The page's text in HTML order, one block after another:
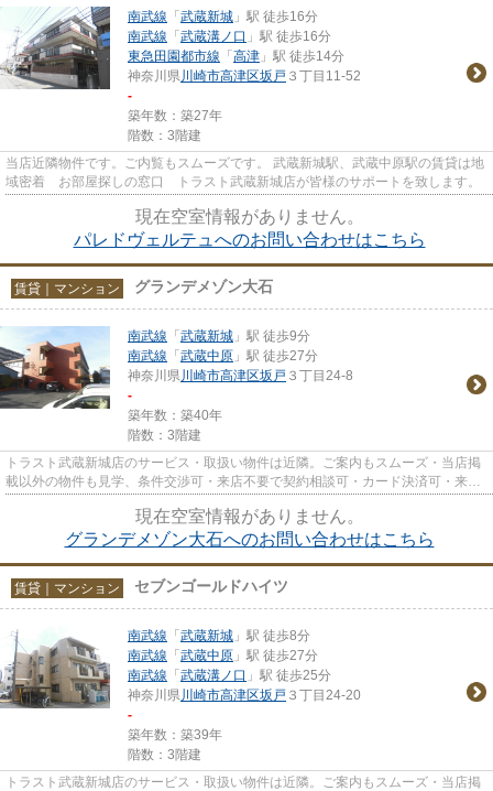
南武線 「武蔵新城 」駅 徒歩16分
南武線 「武蔵溝ノ口 」駅 徒歩16分
東急田園都市線 「高津 」駅 徒歩14分
神奈川県川崎市高津区坂戸 ３丁目11-52
-
築年数：築27年
階数：3階建
当店近隣物件です。ご内覧もスムーズです。 武蔵新城駅、武蔵中原駅の賃貸は地
域密着 お部屋探しの窓口 トラスト武蔵新城店が皆様のサポートを致します。
現在空室情報がありません。
パレドヴェルテュへのお問い合わせはこちら
賃貸｜マンション グランデメゾン大石
南武線 「武蔵新城 」駅 徒歩9分
南武線 「武蔵中原 」駅 徒歩27分
神奈川県川崎市高津区坂戸 ３丁目24-8
-
築年数：築40年
階数：3階建
トラスト武蔵新城店のサービス・取扱い物件は近隣。ご案内もスムーズ・当店掲
載以外の物件も見学、条件交渉可・来店不要で契約相談可・カード決済可・来店
時無料駐車場有（要電話予約...
現在空室情報がありません。
グランデメゾン大石へのお問い合わせはこちら
賃貸｜マンション セブンゴールドハイツ
南武線 「武蔵新城 」駅 徒歩8分
南武線 「武蔵中原 」駅 徒歩27分
南武線 「武蔵溝ノ口 」駅 徒歩25分
神奈川県川崎市高津区坂戸 ３丁目24-20
-
築年数：築39年
階数：3階建
トラスト武蔵新城店のサービス・取扱い物件は近隣。ご案内もスムーズ・当店掲